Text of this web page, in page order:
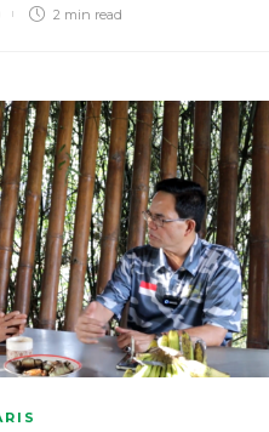
2 min read